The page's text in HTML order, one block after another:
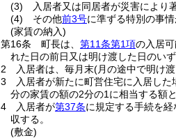
(3)
入居者又は同居者が災害により
(4)
その他前3号に準ずる特別の事情
(家賃の納入)
第16条
町長は、 第11条第1項の入居
れた日の前日又は明け渡した日のいず
2
入居者は、毎月末(月の途中で明け
3
入居者が新たに町営住宅に入居し
分の家賃の額の2分の1に相当する額と
4
入居者が第37条に規定する手続を経
収する。
(敷金)